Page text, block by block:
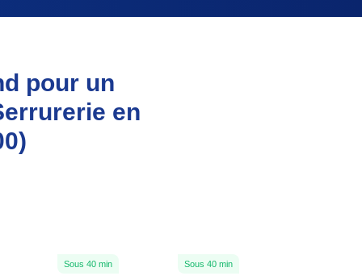
pour un
en
Sous 40 min Sous 40 min